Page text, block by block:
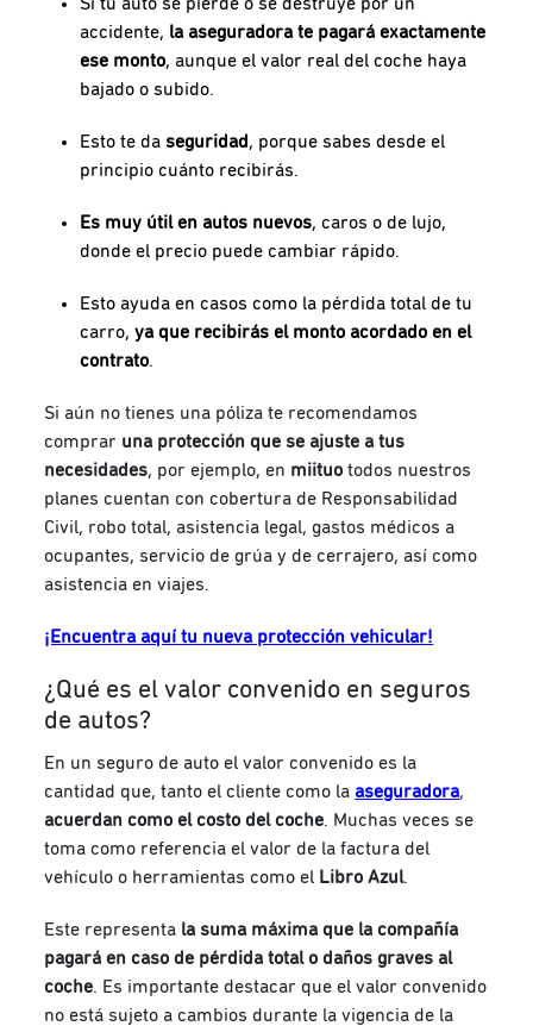
accidente, la aseguradora te pagará exactamente
ese monto, aunque el valor real del coche haya
bajado o subido.
Esto te daseguridad, porque sabes desde el
principio cuánto recibirás.
Es muy útil en autos nuevos, caros o de lujo,
donde el precio puede cambiar rápido.
Esto ayuda en casos como la pérdida total de tu
carro,ya que recibirás el monto acordado en el
contrato.
Si aún no tienes una póliza te recomendamos
comprar una protección que se ajuste a tus
necesidades, por ejemplo, en miituo todos nuestros
planes cuentan con cobertura de Responsabilidad
Civil, robo total, asistencia legal, gastos médicos a
ocupantes, servicio de grúa y de cerrajero, así como
asistencia en viajes.
¡Encuentra aquí tu nueva protección vehicular!
¿Qué es el valor convenido en seguros
de autos?
En un seguro de auto el valor convenido es la
cantidad que, tanto el cliente como la aseguradora,
acuerdan como el costo del coche. Muchas veces se
toma como referencia el valor de la factura del
vehículo o herramientas como el Libro Azul.
Este representa la suma máxima que la compañía
pagará en caso de pérdida total o daños graves al
coche. Es importante destacar que el valor convenido
no está sujeto a cambios durante la vigencia de la